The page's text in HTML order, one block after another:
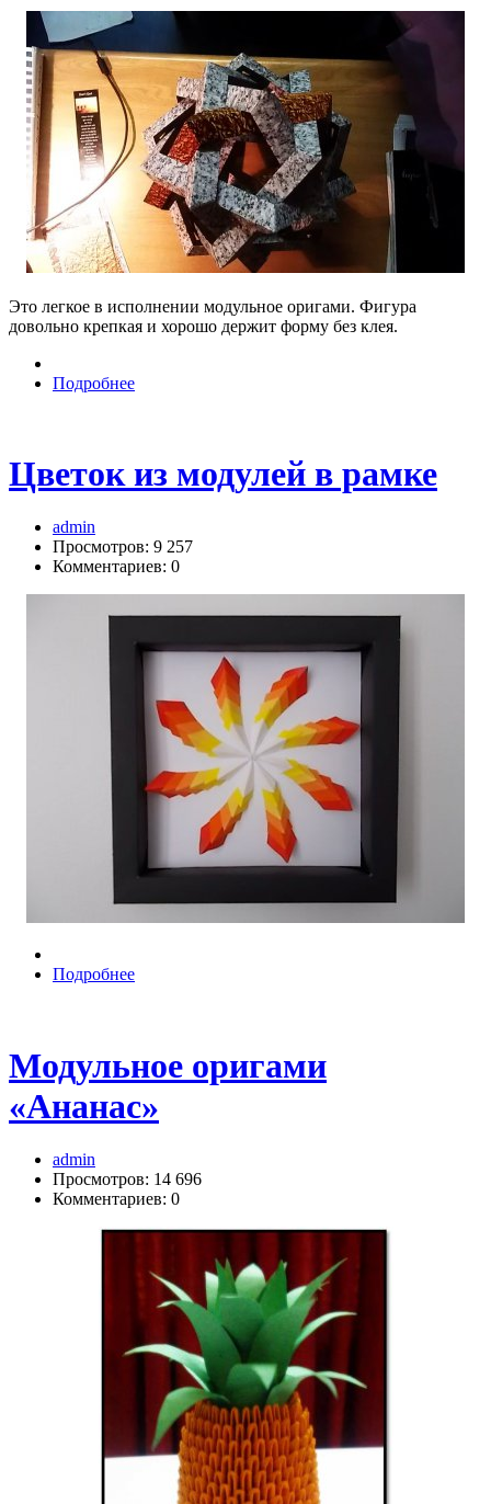
Это легкое в исполнении модульное оригами. Фигура
довольно крепкая и хорошо держит форму без клея.
Подробнее
Цветок из модулей в рамке
admin
Просмотров: 9 257
Комментариев: 0
Подробнее
Модульное оригами
«Ананас»
admin
Просмотров: 14 696
Комментариев: 0